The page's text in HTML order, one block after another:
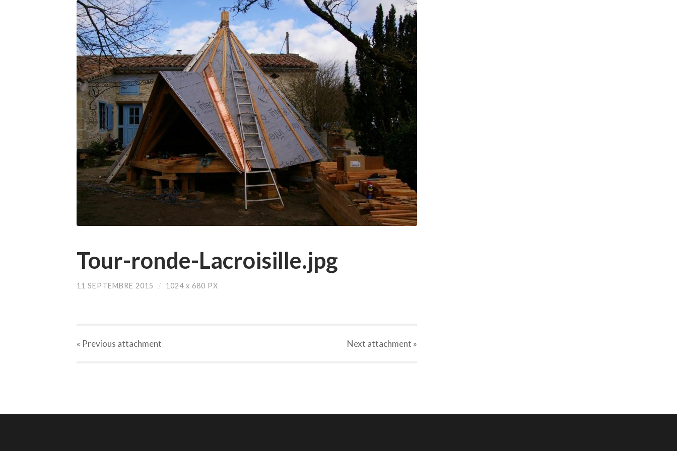
Tour-ronde-Lacroisille.jpg
11 SEPTEMBRE 2015 / 1024 x 680 PX
« Previous attachment Next attachment »